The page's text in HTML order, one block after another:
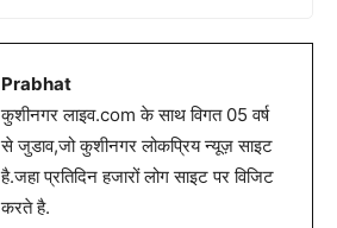
Prabhat
कुशीनगर लाइव.com के साथ विगत 05 वर्ष
से जुडाव,जो कुशीनगर लोकप्रिय न्यूज़ साइट
है.जहा प्रतिदिन हजारों लोग साइट पर विजिट
करते है.